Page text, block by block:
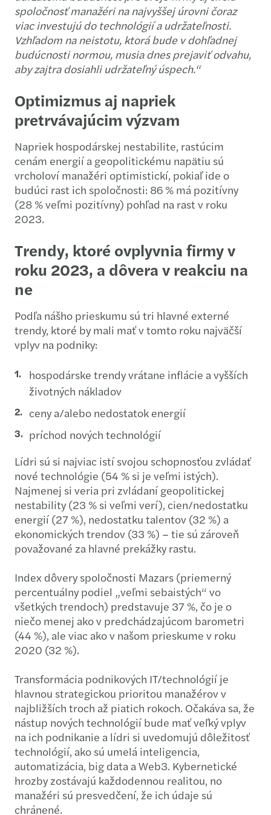
spoločnosť manažéri na najvyššej úrovni čoraz
viac investujú do technológií a udržateľnosti.
Vzhľadom na neistotu, ktorá bude v dohľadnej
budúcnosti normou, musia dnes prejaviť odvahu,
aby zajtra dosiahli udržateľný úspech.“
Optimizmus aj napriek
pretrvávajúcim výzvam
Napriek hospodárskej nestabilite, rastúcim
cenám energií a geopolitickému napätiu sú
vrcholoví manažéri optimistickí, pokiaľ ide o
budúci rast ich spoločnosti: 86 % má pozitívny
(28 % veľmi pozitívny) pohľad na rast v roku
2023.
Trendy, ktoré ovplyvnia firmy v
roku 2023, a dôvera v reakciu na
ne
Podľa nášho prieskumu sú tri hlavné externé
trendy, ktoré by mali mať v tomto roku najväčší
vplyv na podniky:
hospodárske trendy vrátane inflácie a vyšších
životných nákladov
ceny a/alebo nedostatok energií
príchod nových technológií
Lídri sú si najviac istí svojou schopnosťou zvládať
nové technológie (54 % si je veľmi istých).
Najmenej si veria pri zvládaní geopolitickej
nestability (23 % si veľmi verí), cien/nedostatku
energií (27 %), nedostatku talentov (32 %) a
ekonomických trendov (33 %) – tie sú zároveň
považované za hlavné prekážky rastu.
Index dôvery spoločnosti Mazars (priemerný
percentuálny podiel „veľmi sebaistých“ vo
všetkých trendoch) predstavuje 37 %, čo je o
niečo menej ako v predchádzajúcom barometri
(44 %), ale viac ako v našom prieskume v roku
2020 (32 %).
Transformácia podnikových IT/technológií je
hlavnou strategickou prioritou manažérov v
najbližších troch až piatich rokoch. Očakáva sa, že
nástup nových technológií bude mať veľký vplyv
na ich podnikanie a lídri si uvedomujú dôležitosť
technológií, ako sú umelá inteligencia,
automatizácia, big data a Web3. Kybernetické
hrozby zostávajú každodennou realitou, no
manažéri sú presvedčení, že ich údaje sú
chránené.